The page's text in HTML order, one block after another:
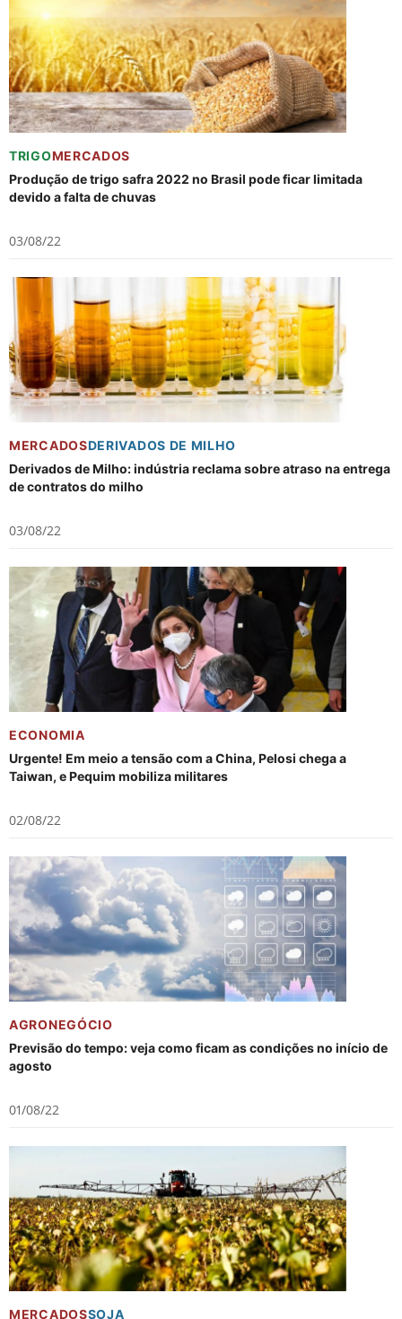
TRIGOMERCADOS
Produção de trigo safra 2022 no Brasil pode ficar limitada
devido a falta de chuvas
03/08/22
MERCADOSDERIVADOS DE MILHO
Derivados de Milho: indústria reclama sobre atraso na entrega
de contratos do milho
03/08/22
ECONOMIA
Urgente! Em meio a tensão com a China, Pelosi chega a
Taiwan, e Pequim mobiliza militares
02/08/22
AGRONEGÓCIO
Previsão do tempo: veja como ficam as condições no início de
agosto
01/08/22
MERCADOSSOJA